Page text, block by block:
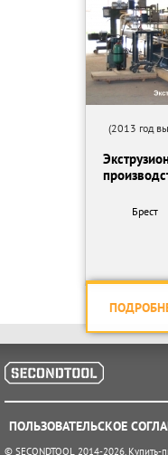
(2013 год
Брест
ПОЛЬЗОВАТЕЛЬСКОЕ
© SECONDTOOL 2014-2026. Купить-